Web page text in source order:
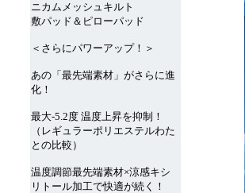
ニカムメッシュキルト
敷パッド＆ピローパッド
＜さらにパワーアップ！＞
あの「最先端素材」がさらに進
化！
最大-5.2度 温度上昇を抑制！
（レギュラーポリエステルわた
との比較）
温度調節最先端素材×涼感キシ
リトール加工で快適が続く！